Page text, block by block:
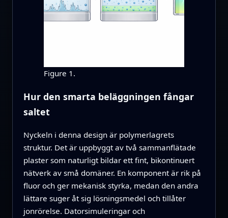
Figure 1.
Hur den smarta beläggningen fångar
saltet
Nyckeln i denna design är polymerlagrets
struktur. Det är uppbyggt av två sammanflätade
plaster som naturligt bildar ett fint, bikontinuert
nätverk av små domäner. En komponent är rik på
fluor och ger mekanisk styrka, medan den andra
lättare suger åt sig lösningsmedel och tillåter
jonrörelse. Datorsimuleringar och